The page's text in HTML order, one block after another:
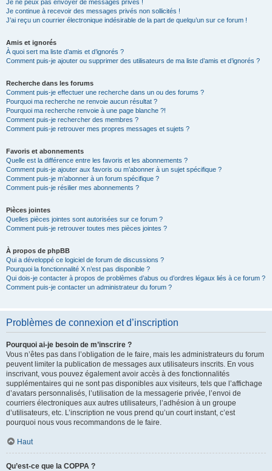
Je ne peux pas envoyer de messages privés !
Je continue à recevoir des messages privés non sollicités !
J’ai reçu un courrier électronique indésirable de la part de quelqu’un sur ce forum !
Amis et ignorés
À quoi sert ma liste d’amis et d’ignorés ?
Comment puis-je ajouter ou supprimer des utilisateurs de ma liste d’amis et d’ignorés ?
Recherche dans les forums
Comment puis-je effectuer une recherche dans un ou des forums ?
Pourquoi ma recherche ne renvoie aucun résultat ?
Pourquoi ma recherche renvoie à une page blanche ?!
Comment puis-je rechercher des membres ?
Comment puis-je retrouver mes propres messages et sujets ?
Favoris et abonnements
Quelle est la différence entre les favoris et les abonnements ?
Comment puis-je ajouter aux favoris ou m’abonner à un sujet spécifique ?
Comment puis-je m’abonner à un forum spécifique ?
Comment puis-je résilier mes abonnements ?
Pièces jointes
Quelles pièces jointes sont autorisées sur ce forum ?
Comment puis-je retrouver toutes mes pièces jointes ?
À propos de phpBB
Qui a développé ce logiciel de forum de discussions ?
Pourquoi la fonctionnalité X n’est pas disponible ?
Qui dois-je contacter à propos de problèmes d’abus ou d’ordres légaux liés à ce forum ?
Comment puis-je contacter un administrateur du forum ?
Problèmes de connexion et d’inscription
Pourquoi ai-je besoin de m’inscrire ?
Vous n’êtes pas dans l’obligation de le faire, mais les administrateurs du forum
peuvent limiter la publication de messages aux utilisateurs inscrits. En vous
inscrivant, vous pouvez également avoir accès à des fonctionnalités
supplémentaires qui ne sont pas disponibles aux visiteurs, tels que l’affichage
d’avatars personnalisés, l’utilisation de la messagerie privée, l’envoi de
courriers électroniques aux autres utilisateurs, l’adhésion à un groupe
d’utilisateurs, etc. L’inscription ne vous prend qu’un court instant, c’est
pourquoi nous vous recommandons de le faire.
Haut
Qu’est-ce que la COPPA ?